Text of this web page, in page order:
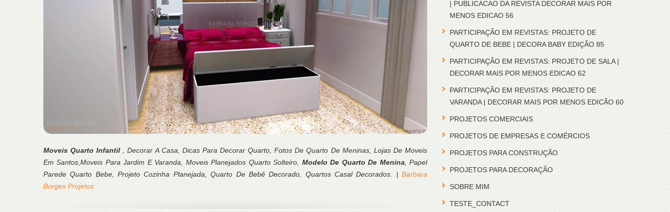
Moveis Quarto Infantil
, Decorar A Casa, Dicas Para Decorar Quarto, Fotos De Quarto De Meninas, Lojas De Moveis
Em Santos,Moveis Para Jardim E Varanda, Moveis Planejados Quarto Solteiro, Modelo De Quarto De Menina , Papel
Parede Quarto Bebe, Projeto Cozinha Planejada, Quarto De Bebê Decorado, Quartos Casal Decorados. | Barbara
Borges Projetos
| PUBLICACAO DA REVISTA DECORAR MAIS POR
MENOS EDICAO 56
PARTICIPAÇÃO EM REVISTAS: PROJETO DE
QUARTO DE BEBE | DECORA BABY EDIÇÃO 85
PARTICIPAÇÃO EM REVISTAS: PROJETO DE SALA |
DECORAR MAIS POR MENOS EDICAO 62
PARTICIPAÇÃO EM REVISTAS: PROJETO DE
VARANDA | DECORAR MAIS POR MENOS EDICÃO 60
PROJETOS COMERCIAIS
PROJETOS DE EMPRESAS E COMÉRCIOS
PROJETOS PARA CONSTRUÇÃO
PROJETOS PARA DECORAÇÃO
SOBRE MIM
TESTE_CONTACT